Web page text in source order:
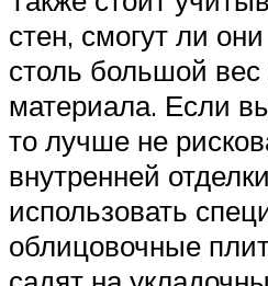
стен, смогут ли
столь большой вес
материала. Если
то лучше не
внутренней
использовать
облицовочные